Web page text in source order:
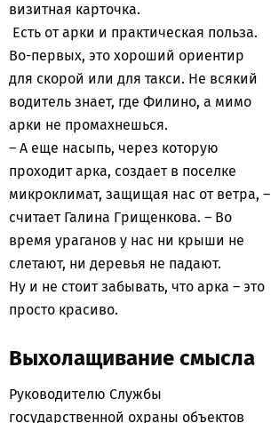
визитная карточка.
Есть от арки и практическая польза.
Во-первых, это хороший ориентир
для скорой или для такси. Не всякий
водитель знает, где Филино, а мимо
арки не промахнешься.
– А еще насыпь, через которую
проходит арка, создает в поселке
микроклимат, защищая нас от ветра, –
считает Галина Грищенкова. – Во
время ураганов у нас ни крыши не
слетают, ни деревья не падают.
Ну и не стоит забывать, что арка – это
просто красиво.
Выхолащивание смысла
Руководителю Службы
государственной охраны объектов